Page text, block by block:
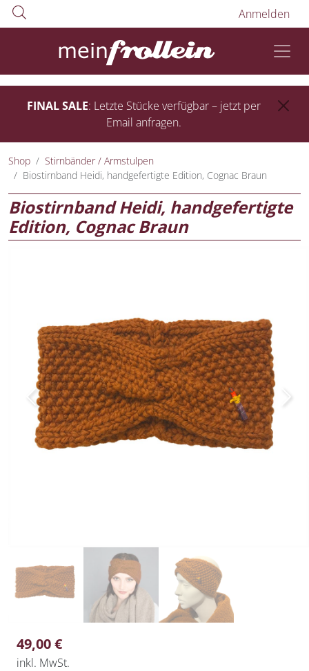
Anmelden
FINAL SALE: Letzte Stücke verfügbar – jetzt per
Email anfragen.
Shop
Stirnbänder / Armstulpen
Biostirnband Heidi, handgefertigte Edition, Cognac Braun
Biostirnband Heidi, handgefertigte
Edition, Cognac Braun
Previous Next
49,00€
inkl. MwSt.